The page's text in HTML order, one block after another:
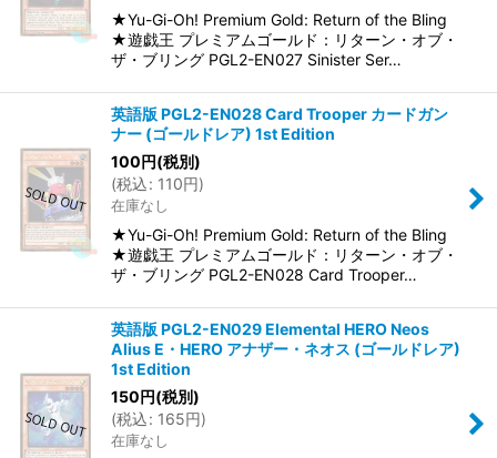
★Yu-Gi-Oh! Premium Gold: Return of the Bling
★遊戯王 プレミアムゴールド：リターン・オブ・
ザ・ブリング PGL2-EN027 Sinister Ser…
英語版 PGL2-EN028 Card Trooper カードガン
ナー (ゴールドレア) 1st Edition
100円(税別)
(税込: 110円)
在庫なし
★Yu-Gi-Oh! Premium Gold: Return of the Bling
★遊戯王 プレミアムゴールド：リターン・オブ・
ザ・ブリング PGL2-EN028 Card Trooper…
英語版 PGL2-EN029 Elemental HERO Neos
Alius E・HERO アナザー・ネオス (ゴールドレア)
1st Edition
150円(税別)
(税込: 165円)
在庫なし